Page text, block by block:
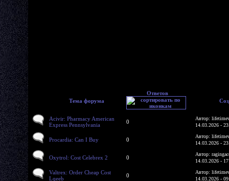
Тема форума
Ответов
Acivir: Pharmacy American
Express Pennsylvania
0
Автор:
14.03.2026 -
Procardia: Can I Buy 0
Автор:
14.03.2026 -
Oxytrol: Cost Celebrex 2 0
Автор:
14.03.2026 -
Valtrex: Order Cheap Cost
Lqeeb
0
Автор:
14.03.2026 -